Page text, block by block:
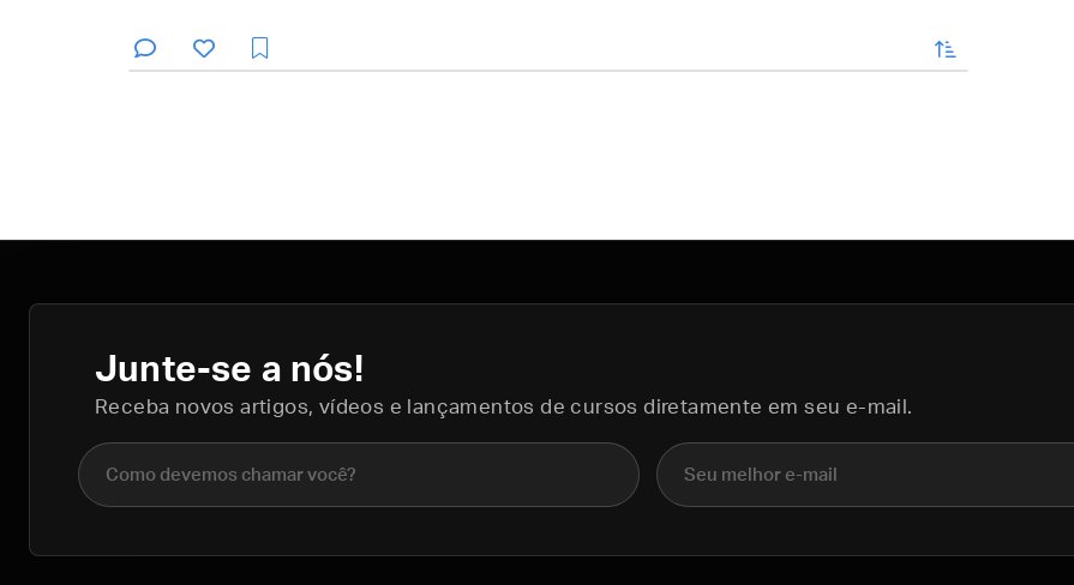
enviar
Junte-se a nós!
Receba novos artigos, vídeos e lançamentos de cursos diretamente em seu e-mail.
Nome completo E-mail